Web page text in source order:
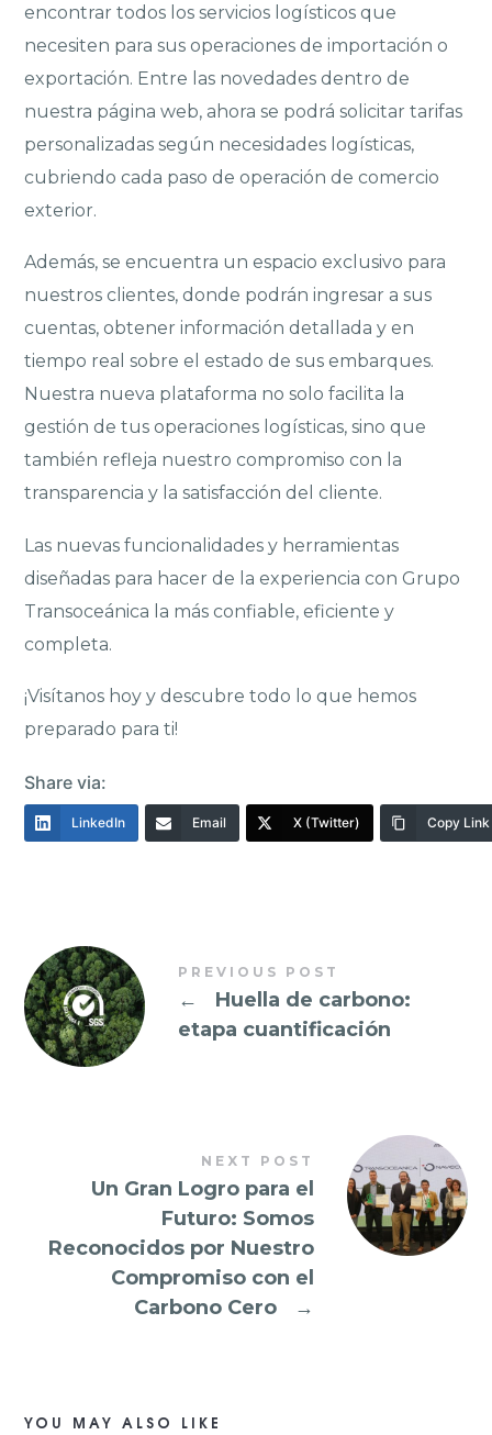
encontrar todos los servicios logísticos que
necesiten para sus operaciones de importación o
exportación. Entre las novedades dentro de
nuestra página web, ahora se podrá solicitar tarifas
personalizadas según necesidades logísticas,
cubriendo cada paso de operación de comercio
exterior.
Además, se encuentra un espacio exclusivo para
nuestros clientes, donde podrán ingresar a sus
cuentas, obtener información detallada y en
tiempo real sobre el estado de sus embarques.
Nuestra nueva plataforma no solo facilita la
gestión de tus operaciones logísticas, sino que
también refleja nuestro compromiso con la
transparencia y la satisfacción del cliente.
Las nuevas funcionalidades y herramientas
diseñadas para hacer de la experiencia con Grupo
Transoceánica la más confiable, eficiente y
completa.
¡Visítanos hoy y descubre todo lo que hemos
preparado para ti!
Share via:
LinkedIn Email X (Twitter) Copy Link
PREVIOUS POST
←
Huella de carbono:
etapa cuantificación
NEXT POST
Un Gran Logro para el
Futuro: Somos
Reconocidos por Nuestro
Compromiso con el
Carbono Cero
→
YOU MAY ALSO LIKE